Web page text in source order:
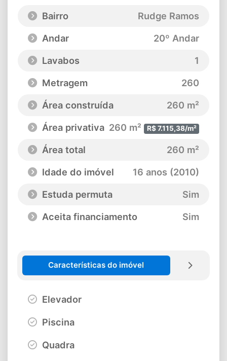
Bairro
Rudge Ramos
Andar
20º Andar
Lavabos
1
Metragem
260
Área construída
260 m²
Área privativa 260 m² R$ 7.115,38/m²
Área total
260 m²
Idade do imóvel
16 anos (2010)
Estuda permuta
Sim
Aceita financiamento
Sim
Características do imóvel
Elevador
Piscina
Quadra